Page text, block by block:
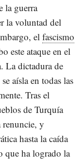
la guerra
la voluntad del
el fascismo
este ataque en el
La dictadura de
aísla en todas las
Tras el
de Turquía
renuncie, y
hasta la caída
que ha logrado la